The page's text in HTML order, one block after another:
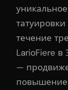
течение
LarioFiere
—
повышение